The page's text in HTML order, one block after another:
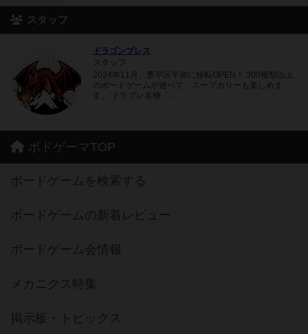
スタッフ
ドラゴンブレス
2024年11月、豊平区平岸に移転OPEN！ 300種類以上
のボードゲームが遊べて、スープカリーも楽しめま
す。 ドラブレ名物「...
ボドゲーマTOP
ボードゲームを検索する
ボードゲームの新着レビュー
ボードゲーム会情報
メカニクス特集
掲示板・トピックス